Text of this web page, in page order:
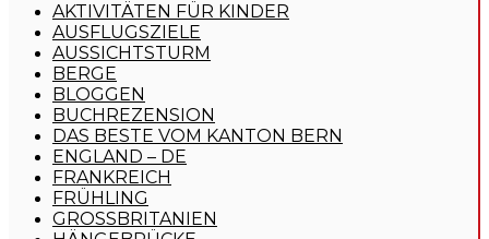
AKTIVITÄTEN FÜR KINDER
AUSFLUGSZIELE
AUSSICHTSTURM
BERGE
BLOGGEN
BUCHREZENSION
DAS BESTE VOM KANTON BERN
ENGLAND – DE
FRANKREICH
FRÜHLING
GROSSBRITANIEN